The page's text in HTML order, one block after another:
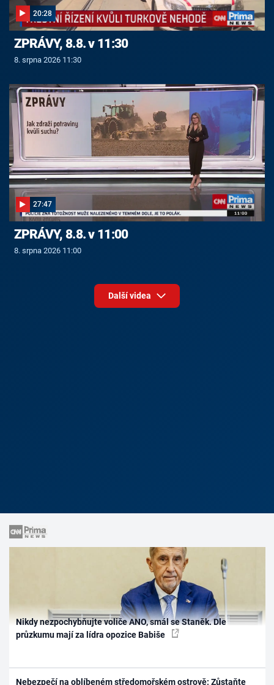
20:28
ZPRÁVY, 8.8. v 11:30
8. srpna 2026 11:30
27:47
ZPRÁVY, 8.8. v 11:00
8. srpna 2026 11:00
Další videa
Nikdy nezpochybňujte voliče ANO, smál se Staněk. Dle
průzkumu mají za lídra opozice Babiše
Nebezpečí na oblíbeném středomořském ostrově: Zůstaňte